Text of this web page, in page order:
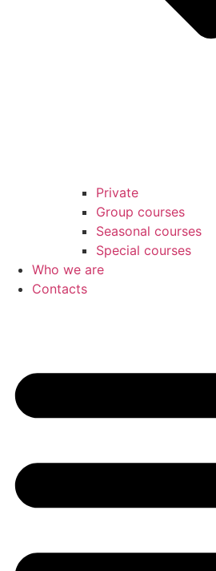
Private
Group courses
Seasonal courses
Special courses
Who we are
Contacts